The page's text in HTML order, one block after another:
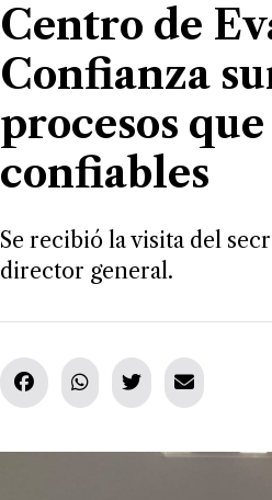
Centro de
Confianza
procesos
confiables
Se recibió la visita del
director general.